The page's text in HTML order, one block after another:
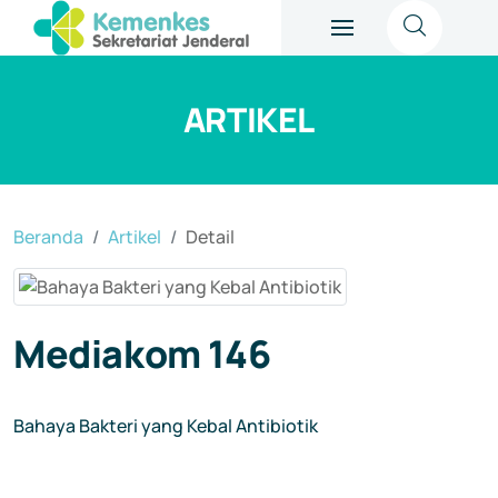
ARTIKEL
Beranda Artikel Detail
Mediakom 146
Bahaya Bakteri yang Kebal Antibiotik